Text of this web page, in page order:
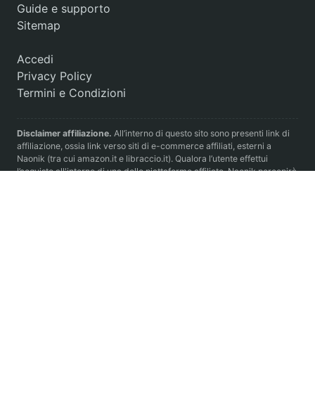
Guide e supporto
Sitemap
Accedi
Privacy Policy
Termini e Condizioni